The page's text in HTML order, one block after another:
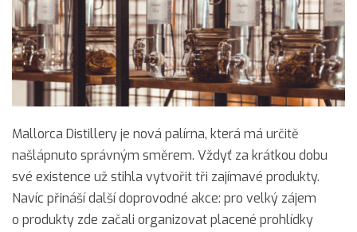
Mallorca Distillery je nová palírna, která má určitě
našlápnuto správným směrem. Vždyť za krátkou dobu
své existence už stihla vytvořit tři zajímavé produkty.
Navíc přináší další doprovodné akce: pro velký zájem
o produkty zde začali organizovat placené prohlídky